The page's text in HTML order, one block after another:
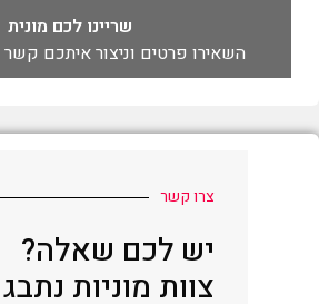
שריינו לכם מונית
השאירו פרטים וניצור איתכם
צרו קשר
יש לכם שאלה?
צוות מוניות